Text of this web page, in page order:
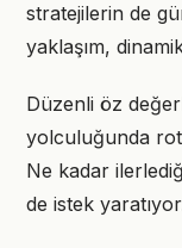
stratejilerin de
yaklaşım,
Düzenli öz
yolculuğunda
Ne kadar
de istek